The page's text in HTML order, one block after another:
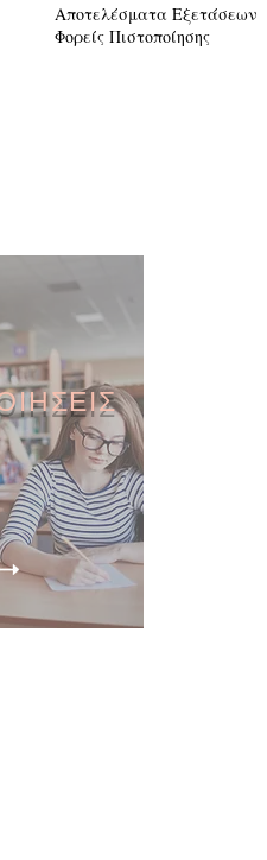
Αποτελέσματα Εξετάσεων
Φορείς Πιστοποίησης